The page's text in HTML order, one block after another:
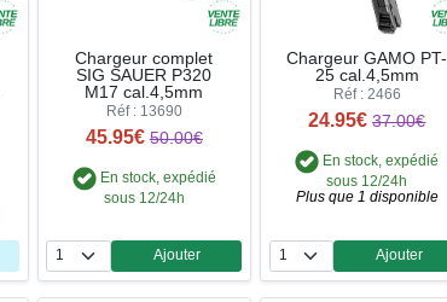
Chargeur complet
SIG SAUER P320
M17 cal.4,5mm
Réf : 13690
45.95€ 50.00€
En stock, expédié
sous 12/24h
Quantité
Ajouter
Chargeur GAMO PT-
25 cal.4,5mm
Réf : 2466
24.95€ 37.00€
En stock, expédié
sous 12/24h
Plus que 1 disponible
Quantité
Ajouter